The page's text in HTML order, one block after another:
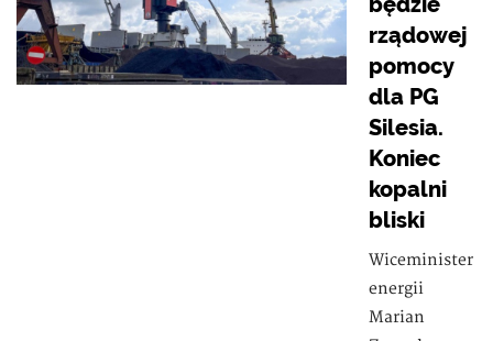
rządowej
pomocy
dla PG
Silesia.
Koniec
kopalni
bliski
Wiceminister
energii
Marian